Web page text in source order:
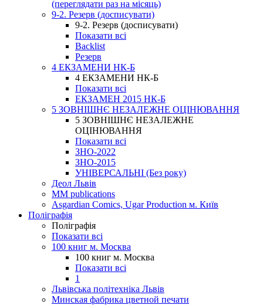
(переглядати раз на місяць)
9-2. Резерв (досписувати)
9-2. Резерв (досписувати)
Показати всі
Backlist
Резерв
4 ЕКЗАМЕНИ НК-Б
4 ЕКЗАМЕНИ НК-Б
Показати всі
ЕКЗАМЕН 2015 НК-Б
5 ЗОВНІШНЄ НЕЗАЛЕЖНЕ ОЦІНЮВАННЯ
5 ЗОВНІШНЄ НЕЗАЛЕЖНЕ
ОЦІНЮВАННЯ
Показати всі
ЗНО-2022
ЗНО-2015
УНІВЕРСАЛЬНІ (Без року)
Деол Львів
MM publications
Asgardian Comics, Ugar Production м. Київ
Поліграфія
Поліграфія
Показати всі
100 книг м. Москва
100 книг м. Москва
Показати всі
1
Львівська політехніка Львів
Минская фабрика цветной печати